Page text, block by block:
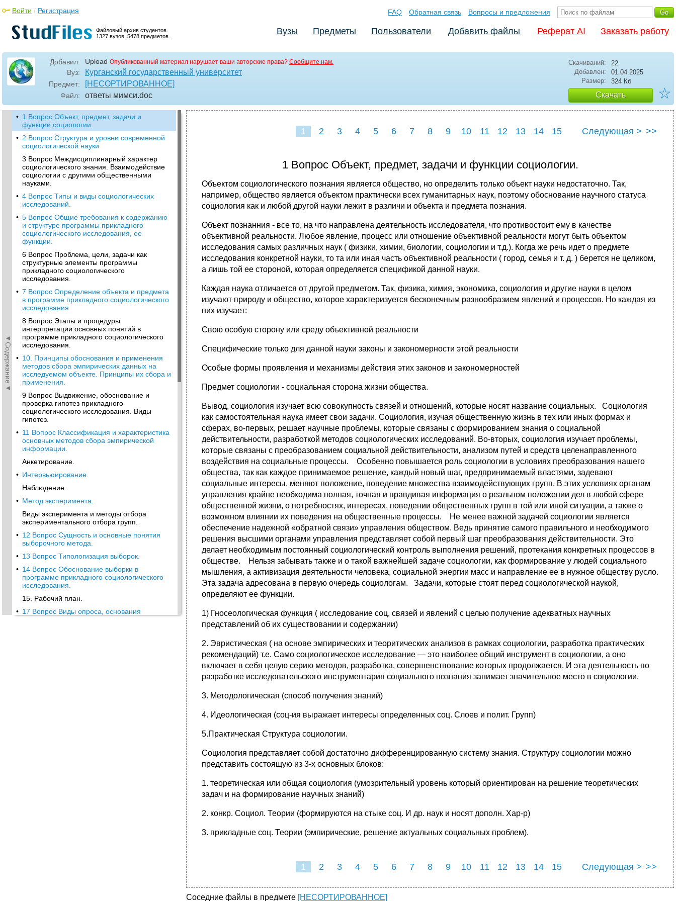
Файловый архив студентов.
1327 вузов, 5478 предметов.
Войти / Регистрация FAQ Обратная связь Вопросы и предложения
Вузы Предметы Пользователи Добавить файлы Реферат AI Заказать работу
Добавил: Upload Опубликованный материал нарушает ваши авторские права? Сообщите нам.
Вуз: Курганский государственный университет
Предмет: [НЕСОРТИРОВАННОЕ]
Файл: ответы мимси.doc
Скачиваний:
22
Добавлен:
01.04.2025
Размер:
324 Кб
Скачать ☆
◄Содержание◄
• 1 Вопрос Объект, предмет, задачи и
функции социологии.
• 2 Вопрос Структура и уровни современной
социологической науки
3 Вопрос Междисциплинарный характер
социологического знания. Взаимодействие
социологии с другими общественными
науками.
• 4 Вопрос Типы и виды социологических
исследований.
• 5 Вопрос Общие требования к содержанию
и структуре программы прикладного
социологического исследования, ее
функции.
6 Вопрос Проблема, цели, задачи как
структурные элементы программы
прикладного социологического
исследования.
• 7 Вопрос Определение объекта и предмета
в программе прикладного социологического
исследования
8 Вопрос Этапы и процедуры
интерпретации основных понятий в
программе прикладного социологического
исследования.
• 10. Принципы обоснования и применения
методов сбора эмпирических данных на
исследуемом объекте. Принципы их сбора и
применения.
9 Вопрос Выдвижение, обоснование и
проверка гипотез прикладного
социологического исследования. Виды
гипотез.
• 11 Вопрос Классификация и характеристика
основных методов сбора эмпирической
информации.
Анкетирование.
• Интервьюирование.
Наблюдение.
• Метод эксперимента.
Виды эксперимента и методы отбора
экспериментального отбора групп.
• 12 Вопрос Сущность и основные понятия
выборочного метода.
• 13 Вопрос Типологизация выборок.
• 14 Вопрос Обоснование выборки в
программе прикладного социологического
исследования.
15. Рабочий план.
• 17 Вопрос Виды опроса, основания
1 2 3 4 5 6 7 8 9 10 11 12 13 14
15
Следующая > >>
1 Вопрос Объект, предмет, задачи и функции социологии.
Объектом социологического познания является общество, но определить только объект науки недостаточно. Так,
например, общество является объектом практически всех гуманитарных наук, поэтому обоснование научного статуса
социология как и любой другой науки лежит в различи и объекта и предмета познания.
Объект познанния - все то, на что направлена деятельность исследователя, что противостоит ему в качестве
объективной реальности. Любое явление, процесс или отношение объективной реальности могут быть объектом
исследования самых различных наук ( физики, химии, биологии, социологии и т.д.). Когда же речь идет о предмете
исследования конкретной науки, то та или иная часть объективной реальности ( город, семья и т. д. ) берется не целиком,
а лишь той ее стороной, которая определяется спецификой данной науки.
Каждая наука отличается от другой предметом. Так, физика, химия, экономика, социология и другие науки в целом
изучают природу и общество, которое характеризуется бесконечным разнообразием явлений и процессов. Но каждая из
них изучает:
Свою особую сторону или среду объективной реальности
Специфические только для данной науки законы и закономерности этой реальности
Особые формы проявления и механизмы действия этих законов и закономерностей
Предмет социологии - социальная сторона жизни общества.
Вывод, социология изучает всю совокупность связей и отношений, которые носят название социальных. Социология
как самостоятельная наука имеет свои задачи. Социология, изучая общественную жизнь в тех или иных формах и
сферах, во-первых, решает научные проблемы, которые связаны с формированием знания о социальной
действительности, разработкой методов социологических исследований. Во-вторых, социология изучает проблемы,
которые связаны с преобразованием социальной действительности, анализом путей и средств целенаправленного
воздействия на социальные процессы. Особенно повышается роль социологии в условиях преобразования нашего
общества, так как каждое принимаемое решение, каждый новый шаг, предпринимаемый властями, задевают
социальные интересы, меняют положение, поведение множества взаимодействующих групп. В этих условиях органам
управления крайне необходима полная, точная и правдивая информация о реальном положении дел в любой сфере
общественной жизни, о потребностях, интересах, поведении общественных групп в той или иной ситуации, а также о
возможном влиянии их поведения на общественные процессы. Не менее важной задачей социологии является
обеспечение надежной «обратной связи» управления обществом. Ведь принятие самого правильного и необходимого
решения высшими органами управления представляет собой первый шаг преобразования действительности. Это
делает необходимым постоянный социологический контроль выполнения решений, протекания конкретных процессов в
обществе. Нельзя забывать также и о такой важнейшей задаче социологии, как формирование у людей социального
мышления, а активизация деятельности человека, социальной энергии масс и направление ее в нужное обществу русло.
Эта задача адресована в первую очередь социологам. Задачи, которые стоят перед социологической наукой,
определяют ее функции.
1) Гносеологическая функция ( исследование соц, связей и явлений с целью получение адекватных научных
представлений об их существовании и содержании)
2. Эвристическая ( на основе эмпирических и теоритических анализов в рамках социологии, разработка практических
рекомендаций) т.е. Само социологическое исследование — это наиболее общий инструмент в социологии, а оно
включает в себя целую серию методов, разработка, совершенствование которых продолжается. И эта деятельность по
разработке исследовательского инструментария социального познания занимает значительное место в социологии.
3. Методологическая (способ получения знаний)
4. Идеологическая (соц-ия выражает интересы определенных соц. Слоев и полит. Групп)
5.Практическая Структура социологии.
Социология представляет собой достаточно дифференцированную систему знания. Структуру социологии можно
представить состоящую из 3-х основных блоков:
1. теоретическая или общая социология (умозрительный уровень который ориентирован на решение теоретических
задач и на формирование научных знаний)
2. конкр. Социол. Теории (формируются на стыке соц. И др. наук и носят дополн. Хар-р)
3. прикладные соц. Теории (эмпирические, решение актуальных социальных проблем).
1 2 3 4 5 6 7 8 9 10 11 12 13 14
15
Следующая > >>
Соседние файлы в предмете [НЕСОРТИРОВАННОЕ]